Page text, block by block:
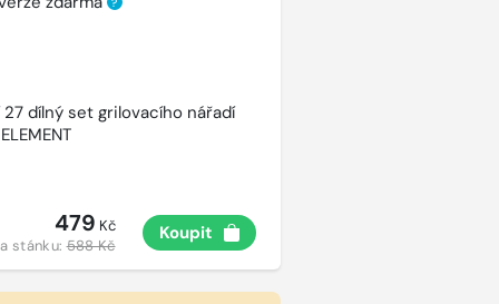
?
dílný set grilovacího nářadí
479 Kč
stánku:588 Kč
Koupit